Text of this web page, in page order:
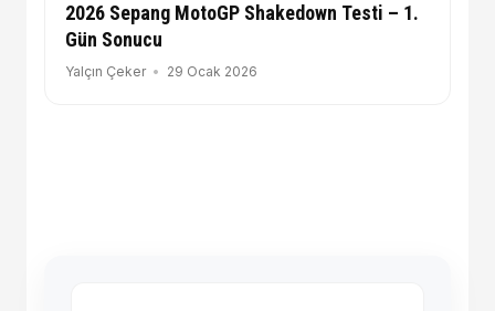
2026 Sepang MotoGP Shakedown Testi – 1.
Gün Sonucu
Yalçın Çeker 29 Ocak 2026